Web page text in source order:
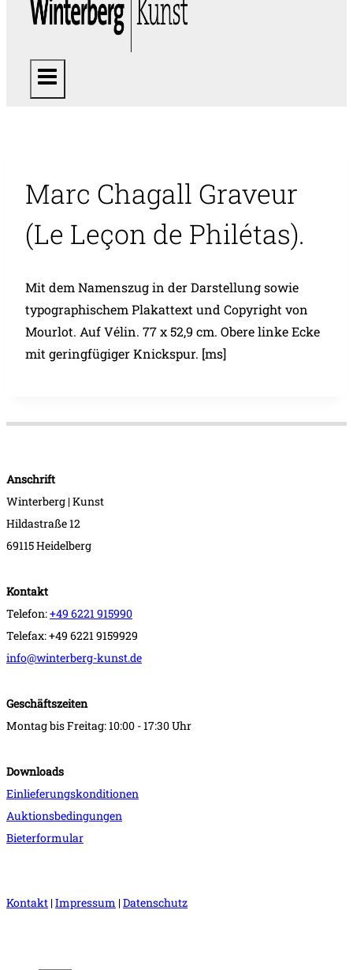
Marc Chagall Graveur
(Le Leçon de Philétas).
Mit dem Namenszug in der Darstellung sowie
typographischem Plakattext und Copyright von
Mourlot. Auf Vélin. 77 x 52,9 cm. Obere linke Ecke
mit geringfügiger Knickspur. [ms]
Anschrift
Winterberg | Kunst
Hildastraße 12
69115 Heidelberg
Kontakt
Telefon:+49 6221 915990
Telefax: +49 6221 9159929
info@winterberg-kunst.de
Geschäftszeiten
Montag bis Freitag: 10:00 - 17:30 Uhr
Downloads
Einlieferungskonditionen
Auktionsbedingungen
Bieterformular
Kontakt |Impressum |Datenschutz